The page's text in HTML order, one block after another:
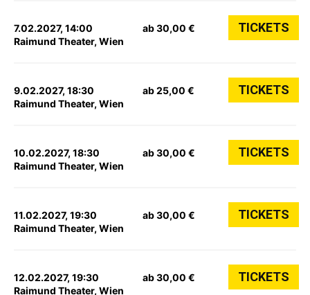
7.02.2027, 14:00
Raimund Theater, Wien
ab 30,00 € TICKETS
9.02.2027, 18:30
Raimund Theater, Wien
ab 25,00 € TICKETS
10.02.2027, 18:30
Raimund Theater, Wien
ab 30,00 € TICKETS
11.02.2027, 19:30
Raimund Theater, Wien
ab 30,00 € TICKETS
12.02.2027, 19:30
Raimund Theater, Wien
ab 30,00 € TICKETS